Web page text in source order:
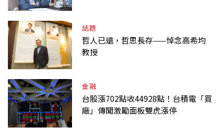
話題
哲人已遠，哲思長存——悼念高希均
教授
金融
台股漲702點收44928點！台積電「買
廠」傳聞激勵面板雙虎漲停